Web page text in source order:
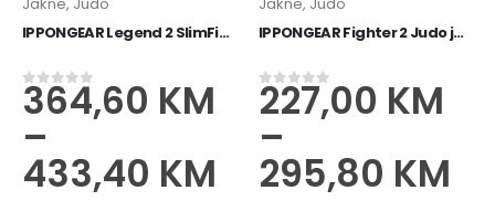
IPPONGEAR Legend 2 SlimFit jakna IJF plava
0od 5
364,60 KM
–
433,40 KM
IPPONGEAR Fighter 2 Judo jakna bijeli
0od 5
227,00 KM
–
295,80 KM